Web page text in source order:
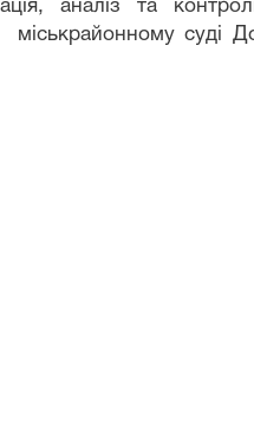
аналіз та
міськрайонному суді